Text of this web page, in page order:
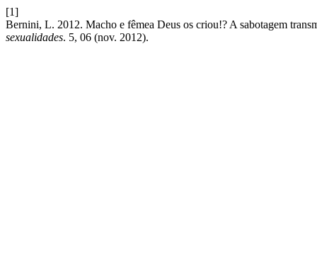
[1]
Bernini, L. 2012. Macho e fêmea Deus os criou!? A sabotagem
sexualidades. 5, 06 (nov. 2012).